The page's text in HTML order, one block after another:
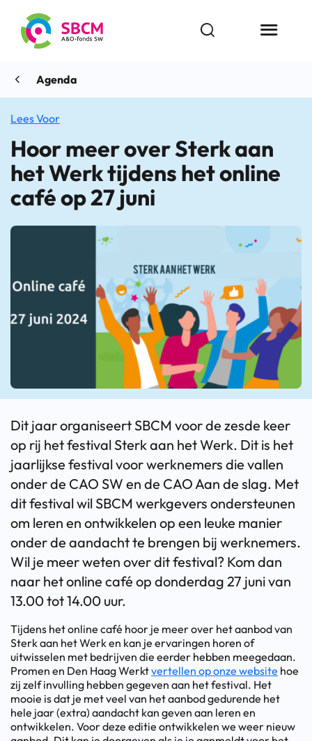
inhoud
Open zoekbalk
Menu
Agenda
Lees Voor
Hoor meer over Sterk aan
het Werk tijdens het online
café op 27 juni
Dit jaar organiseert SBCM voor de zesde keer
op rij het festival Sterk aan het Werk. Dit is het
jaarlijkse festival voor werknemers die vallen
onder de CAO SW en de CAO Aan de slag. Met
dit festival wil SBCM werkgevers ondersteunen
om leren en ontwikkelen op een leuke manier
onder de aandacht te brengen bij werknemers.
Wil je meer weten over dit festival? Kom dan
naar het online café op donderdag 27 juni van
13.00 tot 14.00 uur.
Tijdens het online café hoor je meer over het aanbod van
Sterk aan het Werk en kan je ervaringen horen of
uitwisselen met bedrijven die eerder hebben meegedaan.
Promen en Den Haag Werktvertellen op onze website hoe
zij zelf invulling hebben gegeven aan het festival. Het
mooie is dat je met veel van het aanbod gedurende het
hele jaar (extra) aandacht kan geven aan leren en
ontwikkelen. Voor deze editie ontwikkelen we weer nieuw